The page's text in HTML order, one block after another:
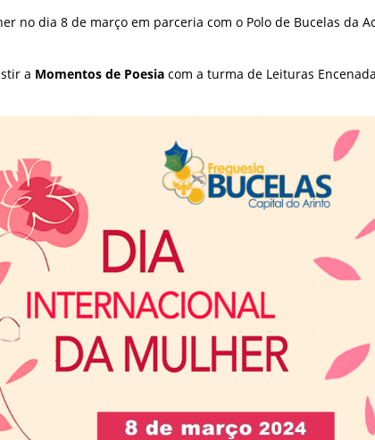
no dia 8 de março em parceria com o Polo de Bucelas da
a Momentos de Poesia com a turma de Leituras